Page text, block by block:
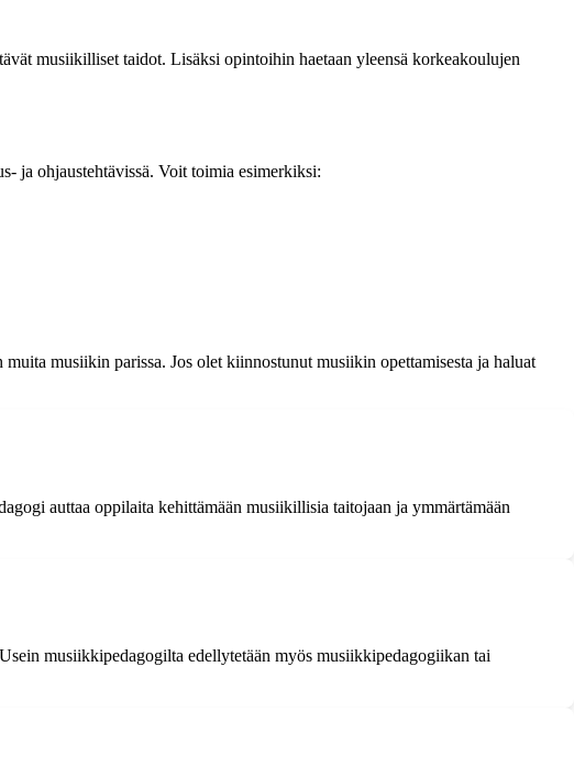
musiikilliset taidot. Lisäksi opintoihin haetaan yleensä korkeakoulujen
ja ohjaustehtävissä. Voit toimia esimerkiksi:
musiikin parissa. Jos olet kiinnostunut musiikin opettamisesta ja haluat
auttaa oppilaita kehittämään musiikillisia taitojaan ja ymmärtämään
musiikkipedagogilta edellytetään myös musiikkipedagogiikan tai